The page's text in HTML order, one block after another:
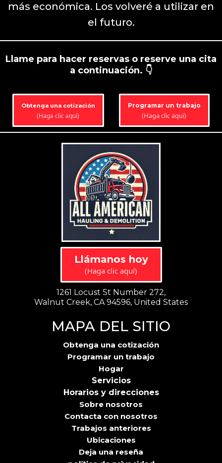
más económica. Los volveré a utilizar en
el futuro.
Llame para hacer reservas o reserve una cita
a continuación. 👇
Obtenga una cotización
(Haga clic aquí)
Programar un trabajo
(Haga clic aquí)
Llámanos hoy
(Haga clic aquí)
1261 Locust St Number 272,
Walnut Creek, CA 94596, United States
MAPA DEL SITIO
Obtenga una cotización
Programar un trabajo
Hogar
Servicios
Horarios y direcciones
Sobre nosotros
Contacta con nosotros
Trabajos anteriores
Ubicaciones
Deja una reseña